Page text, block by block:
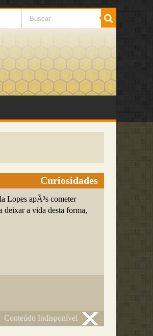
Curiosidades
Lopes apÃ³s cometer
deixar a vida desta forma,
Conteúdo Indisponível